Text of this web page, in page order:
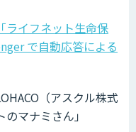
ライフネット生命保
で自動応答による
（アスクル株式
マナミさん」